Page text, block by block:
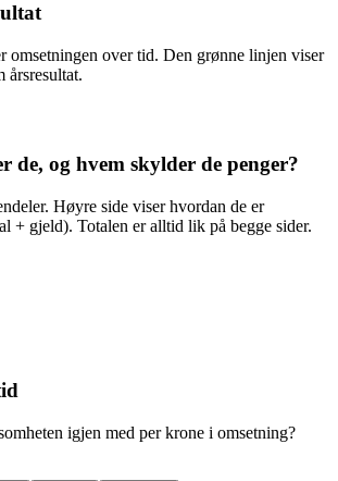
omsetningen over tid. Den grønne linjen viser
årsresultat.
de, og hvem skylder de penger?
Høyre side viser hvordan de er
+ gjeld). Totalen er alltid lik på begge sider.
igjen med per krone i omsetning?